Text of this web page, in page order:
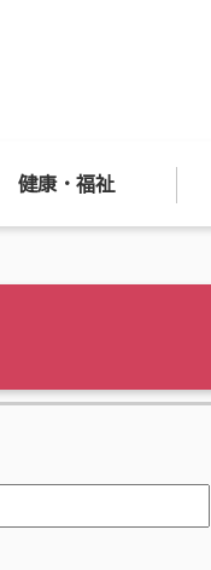
健康・福祉